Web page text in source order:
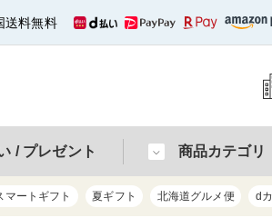
送料無料
/ プレゼント 商品カテゴリ
マートギフト 夏ギフト 北海道グルメ便 d